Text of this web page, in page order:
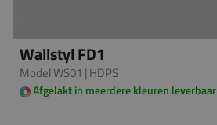
Wallstyl FD1
Model WS01 | HDPS
Afgelakt in meerdere kleuren leverbaar